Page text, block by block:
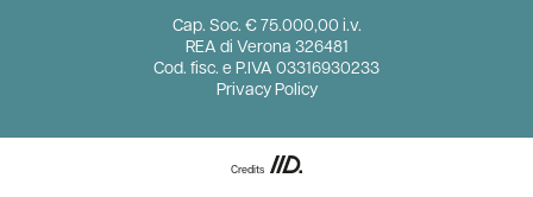
Cap. Soc. € 75.000,00 i.v.
REA di Verona 326481
Cod. fisc. e P.IVA 03316930233
Privacy Policy
Credits